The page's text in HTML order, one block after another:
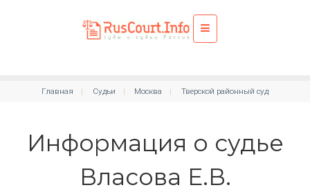
Главная Судьи Москва Тверской районный суд
Информация о судье
Власова Е.В.